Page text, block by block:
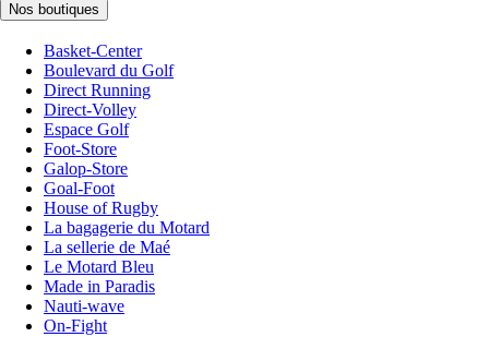
Nos boutiques
Basket-Center
Boulevard du Golf
Direct Running
Direct-Volley
Espace Golf
Foot-Store
Galop-Store
Goal-Foot
House of Rugby
La bagagerie du Motard
La sellerie de Maé
Le Motard Bleu
Made in Paradis
Nauti-wave
On-Fight